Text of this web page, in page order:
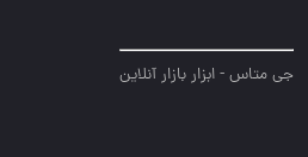
جی متاس - ابزار بازار آنلاین